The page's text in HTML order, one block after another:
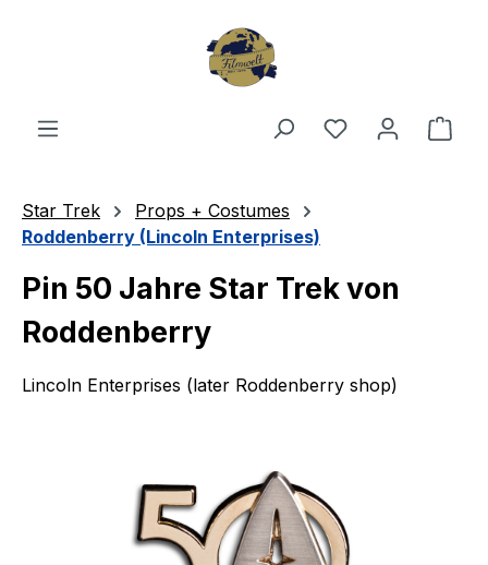
Du hast 0
Star Trek
Props + Costumes
Roddenberry (Lincoln Enterprises)
Pin 50 Jahre Star Trek von
Roddenberry
Lincoln Enterprises (later Roddenberry shop)